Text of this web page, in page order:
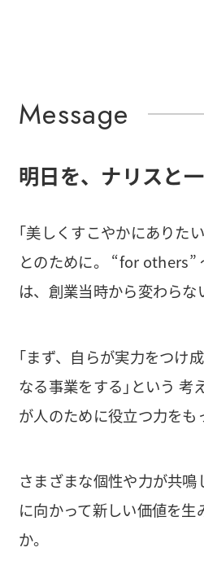
Message
明日を、 ナリスと一
｢美しくすこやかにありた
とのために。
“for others”
は、創業当時から変わらな
｢まず、自らが実力をつけ
なる事業をする｣という 考
が人のために役立つ力をも
さまざまな個性や力が共鳴
に向かって新しい価値を生
か。